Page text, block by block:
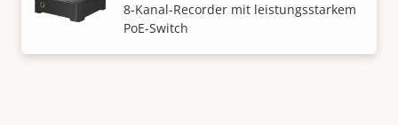
8-Kanal-Recorder mit leistungsstarkem
PoE-Switch